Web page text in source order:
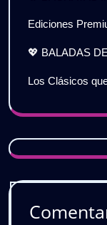
Ediciones
💖 BALADAS
Los Clásicos